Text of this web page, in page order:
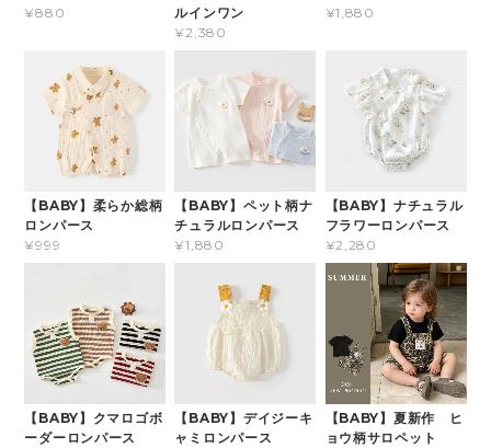
¥880
ルインワン
¥2,380
¥1,880
【BABY】柔らか総柄
ロンパース
¥999
【BABY】ペット柄ナ
チュラルロンパース
¥1,880
【BABY】ナチュラル
フラワーロンパース
¥2,280
【BABY】クマロゴボ
ーダーロンパース
【BABY】デイジーキ
ャミロンパース
【BABY】夏新作 ヒ
ョウ柄サロペット